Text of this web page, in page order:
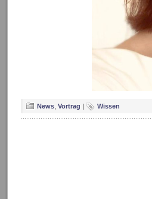
News Vortrag | Wissen